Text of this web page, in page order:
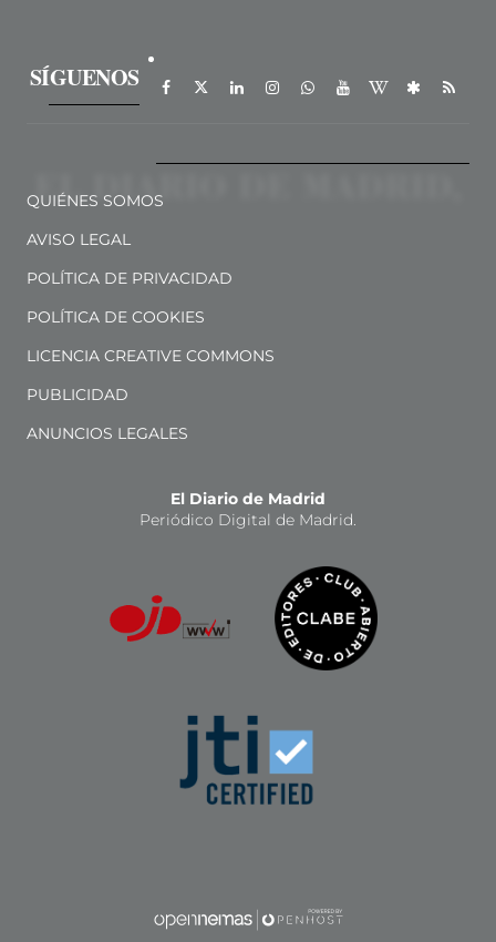
SÍGUENOS
QUIÉNES SOMOS
AVISO LEGAL
POLÍTICA DE PRIVACIDAD
POLÍTICA DE COOKIES
LICENCIA CREATIVE COMMONS
PUBLICIDAD
ANUNCIOS LEGALES
El Diario de Madrid
Periódico Digital de Madrid.